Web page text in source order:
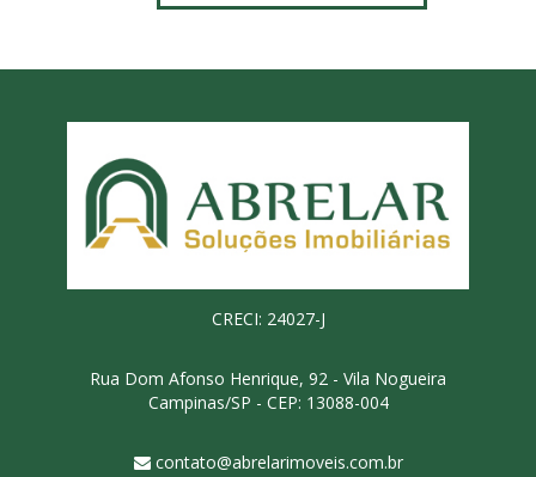
CRECI: 24027-J
Rua Dom Afonso Henrique, 92 - Vila Nogueira
Campinas/SP - CEP: 13088-004
contato@abrelarimoveis.com.br